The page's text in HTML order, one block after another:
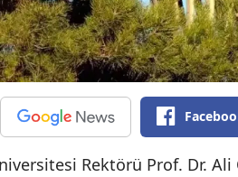
Rektörü Prof. Dr.